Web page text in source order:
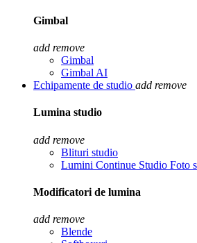
Gimbal
add remove
Gimbal
Gimbal AI
Echipamente de studio add remove
Lumina studio
add remove
Blituri studio
Lumini Continue Studio Foto
Modificatori de lumina
add remove
Blende